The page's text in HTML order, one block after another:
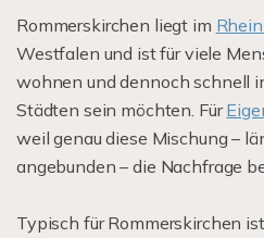
Rommerskirchen liegt im
Westfalen und ist für viele
wohnen und dennoch schnell
Städten sein möchten. Für
weil genau diese Mischung –
angebunden – die Nachfrage
Typisch für Rommerskirchen